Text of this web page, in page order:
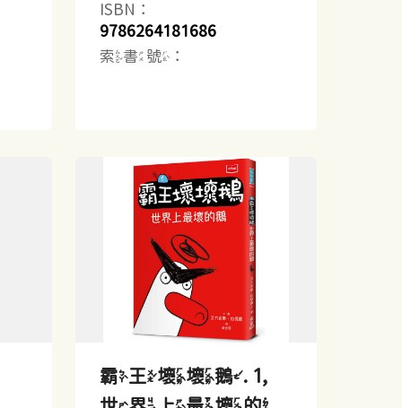
ISBN：
9786264181686
索書號：
霸王壞壞鵝. 1,